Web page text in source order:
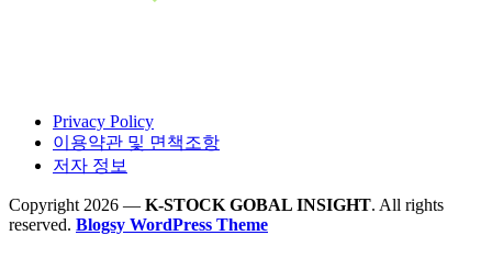
Privacy Policy
이용약관 및 면책조항
저자 정보
Copyright 2026 — K-STOCK GOBAL INSIGHT. All rights
reserved. Blogsy WordPress Theme